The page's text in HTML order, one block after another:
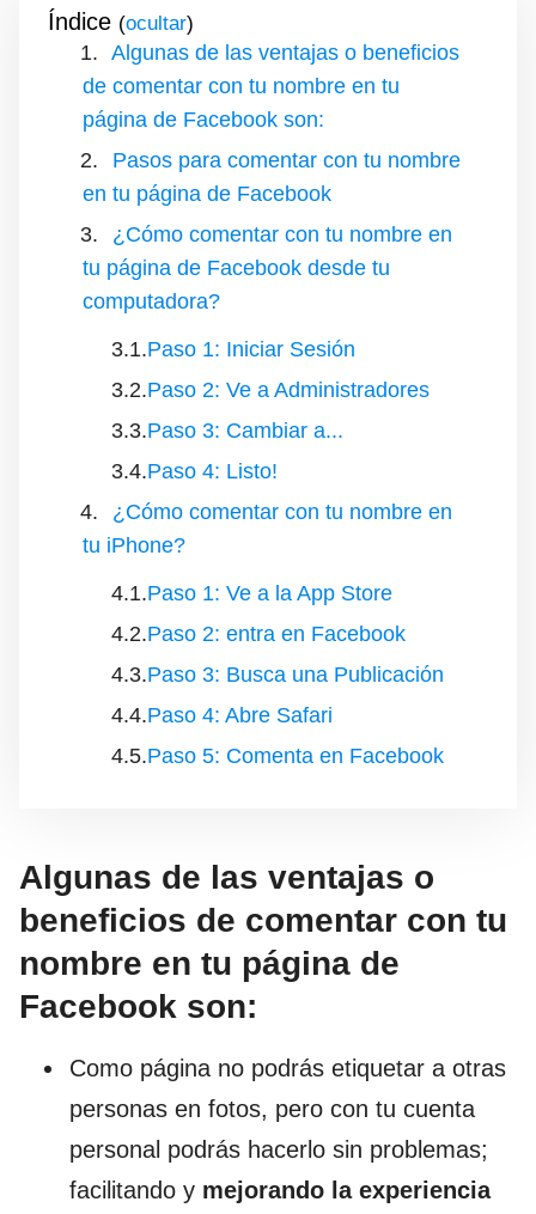
Índice ( )
Algunas de las ventajas o beneficios
de comentar con tu nombre en tu
página de Facebook son:
Pasos para comentar con tu nombre
en tu página de Facebook
¿Cómo comentar con tu nombre en
tu página de Facebook desde tu
computadora?
Paso 1: Iniciar Sesión
Paso 2: Ve a Administradores
Paso 3: Cambiar a...
Paso 4: Listo!
¿Cómo comentar con tu nombre en
tu iPhone?
Paso 1: Ve a la App Store
Paso 2: entra en Facebook
Paso 3: Busca una Publicación
Paso 4: Abre Safari
Paso 5: Comenta en Facebook
Algunas de las ventajas o
beneficios de comentar con tu
nombre en tu página de
Facebook son:
Como página no podrás etiquetar a otras
personas en fotos, pero con tu cuenta
personal podrás hacerlo sin problemas;
facilitando y mejorando la experiencia